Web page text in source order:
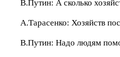
В.Путин: А сколько
А.Тарасенко: Хозяйств
В.Путин: Надо людям